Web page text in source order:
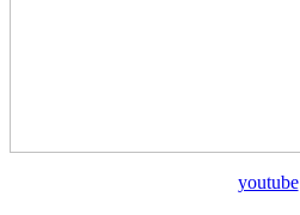
youtube